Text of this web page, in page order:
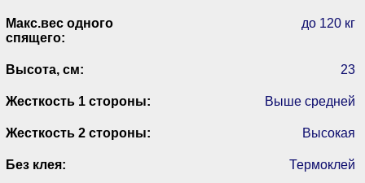
Макс.вес одного
спящего:
до 120 кг
Высота, см: 23
Жесткость 1 стороны: Выше средней
Жесткость 2 стороны: Высокая
Без клея: Термоклей